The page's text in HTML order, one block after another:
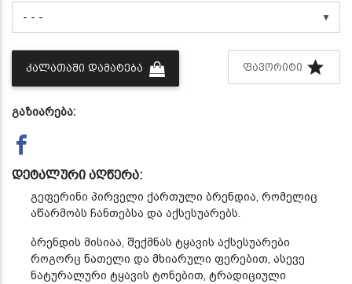
▼
ᲙᲐᲚᲐᲗᲐᲨᲘ ᲓᲐᲛᲐᲢᲔᲑᲐ ᲤᲐᲕᲝᲠᲘᲢᲘ
გაზიარება:
დეტალური აღწერა:
გეფერინი პირველი ქართული ბრენდია, რომელიც
აწარმობს ჩანთებსა და აქსესუარებს.
ბრენდის მისიაა, შექმნას ტყავის აქსესუარები
როგორც ნათელი და მხიარული ფერებით, ასევე
ნატურალური ტყავის ტონებით, ტრადიციული